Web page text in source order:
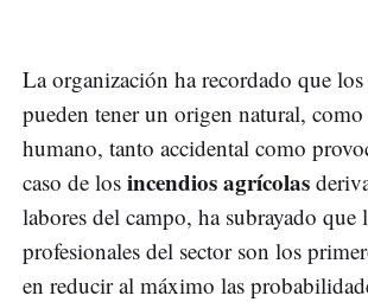
La organización ha recordado que
pueden tener un origen natural,
humano, tanto accidental como
caso de los incendios agrícolas
labores del campo, ha subrayado que
profesionales del sector son los
en reducir al máximo las